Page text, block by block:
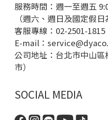
服務時間：週一至週五
（週六、週日及國定假日
客服專線：02-2501-1815
E-mail：
公司地址：台北市中山
市）
SOCIAL MEDIA